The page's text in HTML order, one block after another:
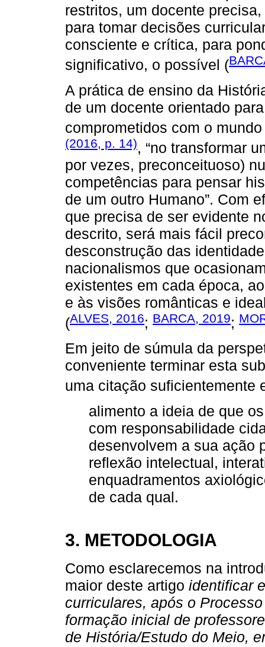
restritos, um docente
para tomar decisões
consciente e crítica, para
significativo, o possível (
A prática de ensino da
de um docente orientado
comprometidos com o
(2016, p. 14), “no transformar
por vezes, preconceituoso)
competências para pensar
de um outro Humano”. Com
que precisa de ser evidente
descrito, será mais fácil
desconstrução das
nacionalismos que
existentes em cada época,
e às visões românticas e
(ALVES, 2016; BARCA, 2019;
Em jeito de súmula da
conveniente terminar esta
uma citação suficientemente
alimento a ideia de que
com responsabilidade
desenvolvem a sua ação
reflexão intelectual,
enquadramentos
de cada qual.
3. METODOLOGIA
Como esclarecemos na
maior deste artigo identificar
curriculares, após o
formação inicial de
de História/Estudo do Meio,